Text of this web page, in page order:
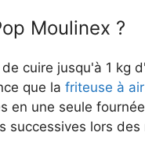
Moulinex ?
cuire jusqu'à 1 kg
que la friteuse à
en une seule
successives lors des